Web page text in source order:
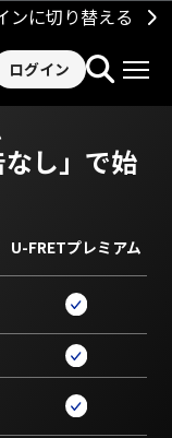
ンに切り替える
ログイン
なし」で始
U-FRETプレミアム